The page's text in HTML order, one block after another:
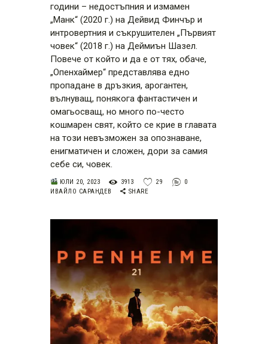
години – недостъпния и измамен
„Манк“ (2020 г.) на Дейвид Финчър и
интровертния и съкрушителен „Първият
човек“ (2018 г.) на Деймиън Шазел.
Повече от който и да е от тях, обаче,
„Опенхаймер“ представлява едно
пропадане в дръзкия, арогантен,
вълнуващ, понякога фантастичен и
омагьосващ, но много по-често
кошмарен свят, който се крие в главата
на този невъзможен за опознаване,
енигматичен и сложен, дори за самия
себе си, човек.
ЮЛИ 20, 2023 3913 29
0
ИВАЙЛО САРАНДЕВ
SHARE